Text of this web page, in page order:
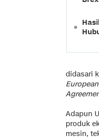
didasari
Adapun
produk
mesin,